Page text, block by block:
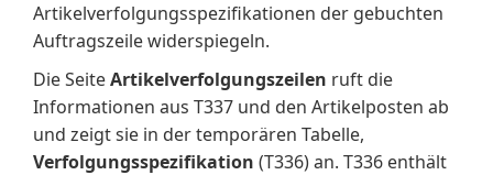
Artikelverfolgungsspezifikationen der gebuchten
Auftragszeile widerspiegeln.
Die SeiteArtikelverfolgungszeilen ruft die
Informationen aus T337 und den Artikelposten ab
und zeigt sie in der temporären Tabelle,
Verfolgungsspezifikation (T336) an. T336 enthält